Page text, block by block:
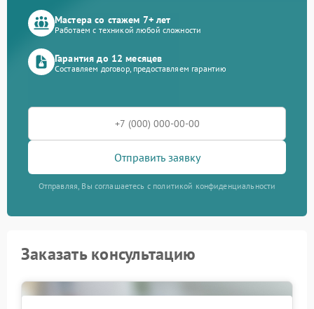
Мастера со стажем 7+ лет
Работаем с техникой любой сложности
Гарантия до 12 месяцев
Составляем договор, предоставляем гарантию
Отправить заявку
Отправляя, Вы соглашаетесь с политикой конфиденциальности
Заказать консультацию